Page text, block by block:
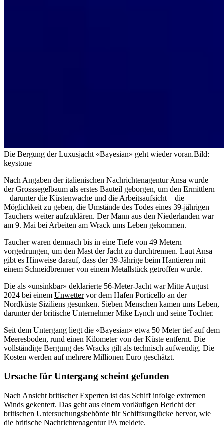
Die Bergung der Luxusjacht «Bayesian» geht wieder voran.Bild:
keystone
Nach Angaben der italienischen Nachrichtenagentur Ansa wurde
der Grosssegelbaum als erstes Bauteil geborgen, um den Ermittlern
– darunter die Küstenwache und die Arbeitsaufsicht – die
Möglichkeit zu geben, die Umstände des Todes eines 39-jährigen
Tauchers weiter aufzuklären. Der Mann aus den Niederlanden war
am 9. Mai bei Arbeiten am Wrack ums Leben gekommen.
Taucher waren demnach bis in eine Tiefe von 49 Metern
vorgedrungen, um den Mast der Jacht zu durchtrennen. Laut Ansa
gibt es Hinweise darauf, dass der 39-Jährige beim Hantieren mit
einem Schneidbrenner von einem Metallstück getroffen wurde.
Die als «unsinkbar» deklarierte 56-Meter-Jacht war Mitte August
2024 bei einem Unwettervor dem Hafen Porticello an der
Nordküste Siziliens gesunken. Sieben Menschen kamen ums Leben,
darunter der britische Unternehmer Mike Lynch und seine Tochter.
Seit dem Untergang liegt die «Bayesian» etwa 50 Meter tief auf dem
Meeresboden, rund einen Kilometer von der Küste entfernt. Die
vollständige Bergung des Wracks gilt als technisch aufwendig. Die
Kosten werden auf mehrere Millionen Euro geschätzt.
Ursache für Untergang scheint gefunden
Nach Ansicht britischer Experten ist das Schiff infolge extremen
Winds gekentert. Das geht aus einem vorläufigen Bericht der
britischen Untersuchungsbehörde für Schiffsunglücke hervor, wie
die britische Nachrichtenagentur PA meldete.